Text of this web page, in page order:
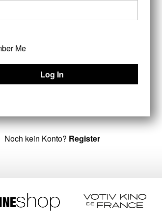
Me
Noch kein Konto? Register